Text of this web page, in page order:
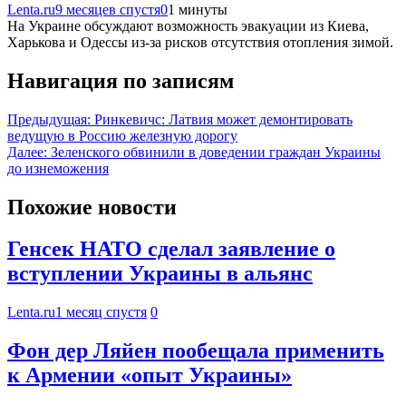
Lenta.ru9 месяцев спустя01 минуты
На Украине обсуждают возможность эвакуации из Киева,
Харькова и Одессы из-за рисков отсутствия отопления зимой.
Навигация по записям
Предыдущая: Ринкевичс: Латвия может демонтировать
ведущую в Россию железную дорогу
Далее: Зеленского обвинили в доведении граждан Украины
до изнеможения
Похожие новости
Генсек НАТО сделал заявление о
вступлении Украины в альянс
Lenta.ru1 месяц спустя 0
Фон дер Ляйен пообещала применить
к Армении «опыт Украины»